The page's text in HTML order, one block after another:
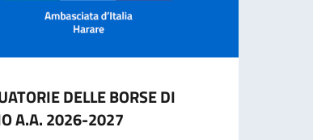
DELLE BORSE DI
A.A. 2026-2027